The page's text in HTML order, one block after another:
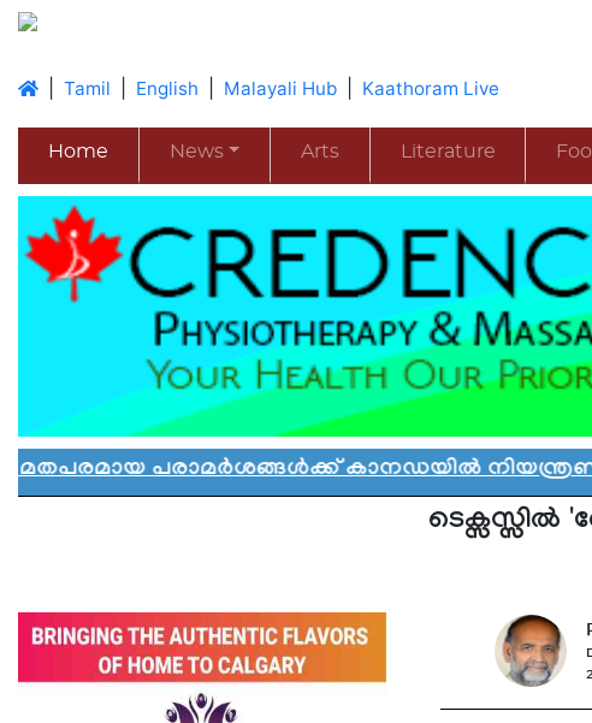
|Tamil English Malayali Hub Kaathoram Live
Home News Arts Literature
പരാമർശങ്ങൾക്ക് കാനഡയിൽ നിയന്ത്രണം: പുതിയ